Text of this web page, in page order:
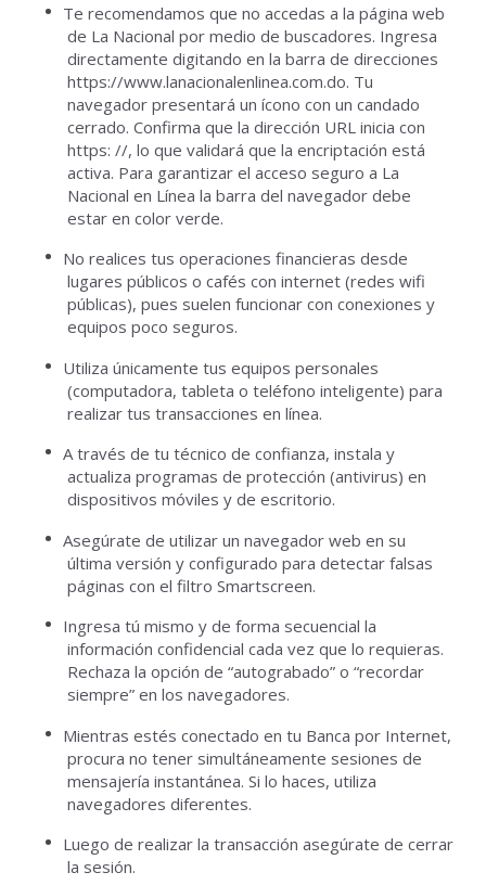
Te recomendamos que no accedas a la página web
de La Nacional por medio de buscadores. Ingresa
directamente digitando en la barra de direcciones
https://www.lanacionalenlinea.com.do. Tu
navegador presentará un ícono con un candado
cerrado. Confirma que la dirección URL inicia con
https: //, lo que validará que la encriptación está
activa. Para garantizar el acceso seguro a La
Nacional en Línea la barra del navegador debe
estar en color verde.
No realices tus operaciones financieras desde
lugares públicos o cafés con internet (redes wifi
públicas), pues suelen funcionar con conexiones y
equipos poco seguros.
Utiliza únicamente tus equipos personales
(computadora, tableta o teléfono inteligente) para
realizar tus transacciones en línea.
A través de tu técnico de confianza, instala y
actualiza programas de protección (antivirus) en
dispositivos móviles y de escritorio.
Asegúrate de utilizar un navegador web en su
última versión y configurado para detectar falsas
páginas con el filtro Smartscreen.
Ingresa tú mismo y de forma secuencial la
información confidencial cada vez que lo requieras.
Rechaza la opción de “autograbado” o “recordar
siempre” en los navegadores.
Mientras estés conectado en tu Banca por Internet,
procura no tener simultáneamente sesiones de
mensajería instantánea. Si lo haces, utiliza
navegadores diferentes.
Luego de realizar la transacción asegúrate de cerrar
la sesión.